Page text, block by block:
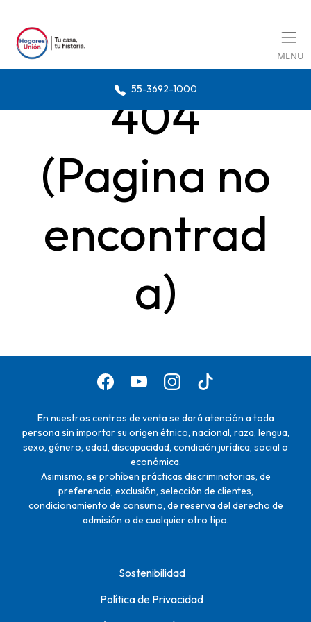
MENU
55-3692-1000
404
(Pagina no
encontrad
a)
En nuestros centros de venta se dará atención a toda
persona sin importar su origen étnico, nacional, raza, lengua,
sexo, género, edad, discapacidad, condición jurídica, social o
económica.
Asimismo, se prohíben prácticas discriminatorias, de
preferencia, exclusión, selección de clientes,
condicionamiento de consumo, de reserva del derecho de
admisión o de cualquier otro tipo.
Sostenibilidad
Política de Privacidad